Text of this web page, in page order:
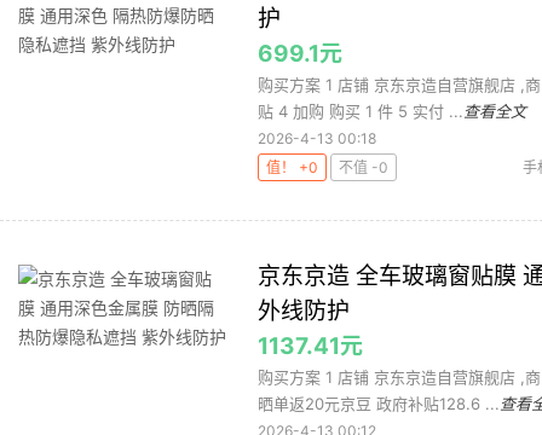
护
699.1元
购买方案 1 店铺 京东京造自营旗舰店 ,
贴 4 加购 购买 1 件 5 实付 ... 查看全文
2026-4-13 00:18
值！ +0
不值 -0 手
京东京造 全车玻璃窗贴膜
外线防护
1137.41元
购买方案 1 店铺 京东京造自营旗舰店 ,
晒单返20元京豆 政府补贴128.6 ... 查看
2026-4-13 00:12